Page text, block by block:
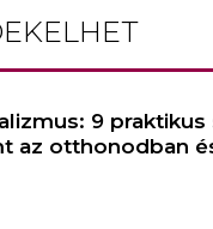
9 praktikus
az otthonodban